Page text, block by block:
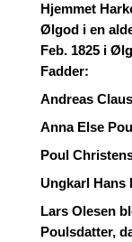
Hjemmet
Ølgod i en
Feb. 1825 i
Fadder:
Andreas
Anna Else
Poul
Ungkarl Hans
Lars Olesen
Poulsdatter,